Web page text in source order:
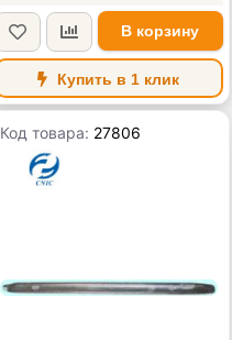
В корзину
Купить в 1 клик
Код товара: 27806